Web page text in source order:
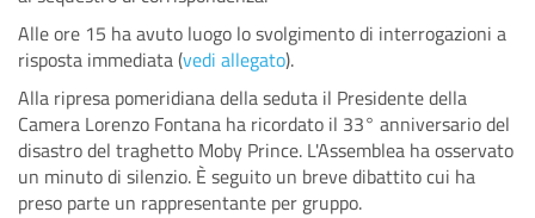
Alle ore 15 ha avuto luogo lo svolgimento di interrogazioni a
risposta immediata (vedi allegato).
Alla ripresa pomeridiana della seduta il Presidente della
Camera Lorenzo Fontana ha ricordato il 33° anniversario del
disastro del traghetto Moby Prince. L'Assemblea ha osservato
un minuto di silenzio. È seguito un breve dibattito cui ha
preso parte un rappresentante per gruppo.